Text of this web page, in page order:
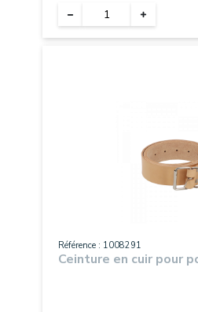
Référence : 1008291
Ceinture en cuir pour